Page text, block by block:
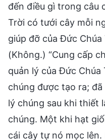
đến điều gì trong câu
Trời có tưới cây mỗi
giúp đỡ của Đức
(Không.) “Cung cấp
quản lý của Đức Chúa
chúng được tạo ra;
lý chúng sau khi thiết
chúng. Một khi hạt
cái cây tự nó mọc